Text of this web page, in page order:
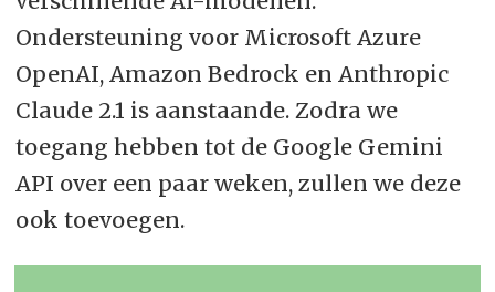
Ondersteuning voor Microsoft Azure
OpenAI, Amazon Bedrock en Anthropic
Claude 2.1 is aanstaande. Zodra we
toegang hebben tot de Google Gemini
API over een paar weken, zullen we deze
ook toevoegen.